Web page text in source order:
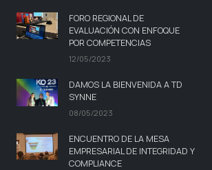
FORO REGIONAL DE
EVALUACIÓN CON ENFOQUE
POR COMPETENCIAS
12/05/2023
DAMOS LA BIENVENIDA A TD
SYNNE
08/05/2023
ENCUENTRO DE LA MESA
EMPRESARIAL DE INTEGRIDAD Y
COMPLIANCE